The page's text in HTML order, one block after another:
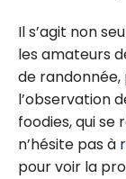
Il s’agit non
les amateurs
de
l’observation
foodies, qui se
n’hésite pas à
pour voir la